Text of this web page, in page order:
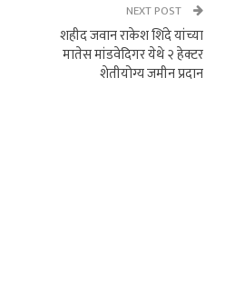
NEXT POST
शहीद जवान राकेश शिंदे यांच्या
मातेस मांडवेदिगर येथे २ हेक्टर
शेतीयोग्य जमीन प्रदान